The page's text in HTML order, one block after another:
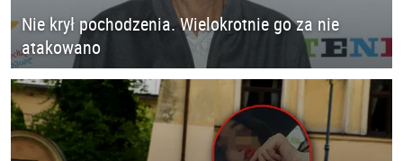
Nie krył pochodzenia. Wielokrotnie go za nie
atakowano